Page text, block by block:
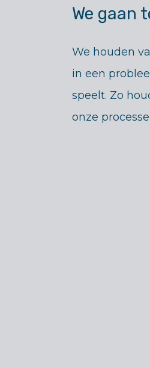
We gaan
We houden
in een
speelt. Zo
onze